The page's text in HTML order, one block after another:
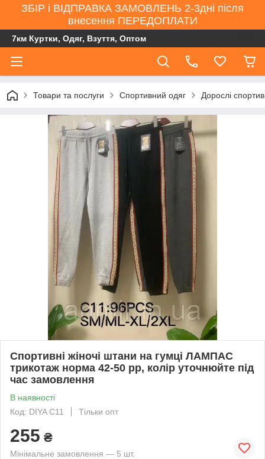
ЗБІР і ВІДПРАВКА ЗАМОВЛЕНЬ 2-3дні після
внесення ПЕРЕДОПЛАТИ
7км Куртки, Одяг, Взуття, Оптом
Товари та послуги Спортивний одяг Дорослі
Спортивні жіночі штани на гумці ЛАМПАС
трикотаж норма 42-50 рр, колір уточнюйте під
час замовлення
В наявності
Код: DIYA C11
Тільки опт
255 ₴
Мінімальне замовлення — 5 шт.